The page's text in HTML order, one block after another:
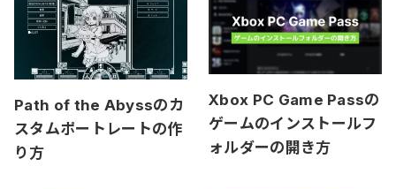
Path of the Abyssのカ
スタムポートレートの作
り方
Xbox PC Game Passの
ゲームのインストールフ
ォルダーの開き方